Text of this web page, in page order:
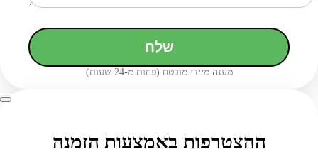
שלח
מענה מיידי מובטח (פחות מ-24 שעות)
ההצטרפות באמצעות הזמנה